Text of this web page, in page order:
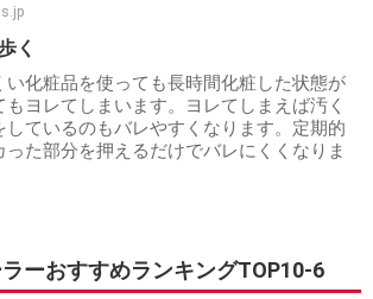
く
い化粧品を使っても長時間化粧した状態が
ヨレてしまいます。ヨレてしまえば汚く
しているのもバレやすくなります。定期的
った部分を押えるだけでバレにくくなりま
ーおすすめランキングTOP10-6